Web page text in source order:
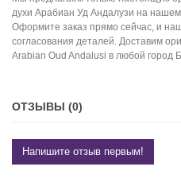
духи Арабиан Уд Андалузи на
Оформите заказ прямо сейчас, и
согласования деталей. Доставим
Arabian Oud Andalusi в любой город
ОТЗЫВЫ (0)
Напишите отзыв первым!